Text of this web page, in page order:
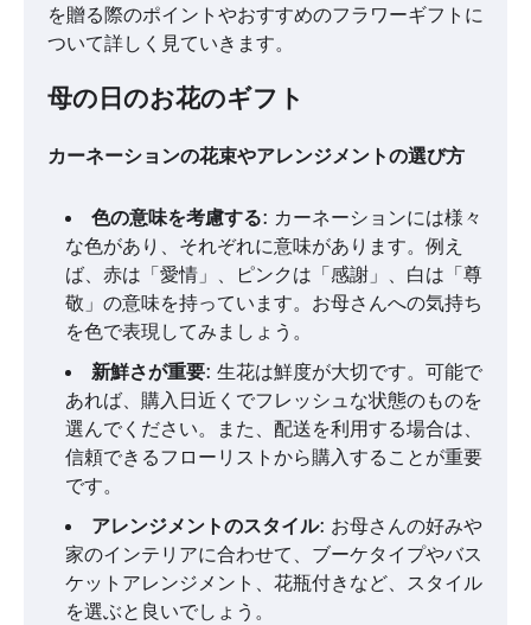
を贈る際のポイントやおすすめのフラワーギフトに
ついて詳しく見ていきます。
母の日のお花のギフト
カーネーションの花束やアレンジメントの選び方
色の意味を考慮する: カーネーションには様々
な色があり、それぞれに意味があります。例え
ば、赤は「愛情」、ピンクは「感謝」、白は「尊
敬」の意味を持っています。お母さんへの気持ち
を色で表現してみましょう。
新鮮さが重要: 生花は鮮度が大切です。可能で
あれば、購入日近くでフレッシュな状態のものを
選んでください。また、配送を利用する場合は、
信頼できるフローリストから購入することが重要
です。
アレンジメントのスタイル: お母さんの好みや
家のインテリアに合わせて、ブーケタイプやバス
ケットアレンジメント、花瓶付きなど、スタイル
を選ぶと良いでしょう。